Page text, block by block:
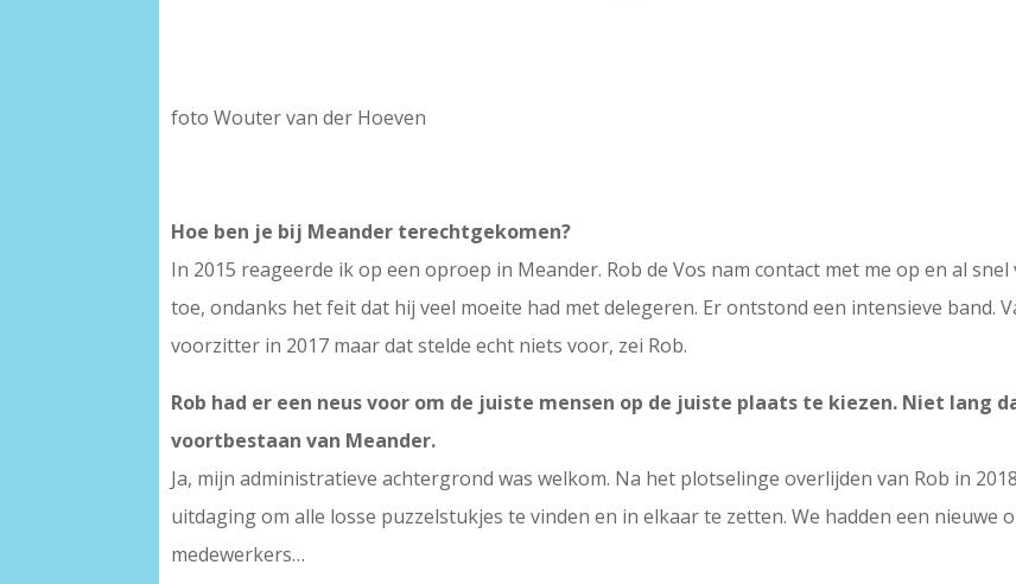
foto Wouter van der Hoeven
Hoe ben je bij Meander terechtgekomen?
In 2015 reageerde ik op een oproep in Meander. Rob de Vos nam contact met me op en al
toe, ondanks het feit dat hij veel moeite had met delegeren. Er ontstond een intensieve band.
voorzitter in 2017 maar dat stelde echt niets voor, zei Rob.
Rob had er een neus voor om de juiste mensen op de juiste plaats te kiezen. Niet lang
voortbestaan van Meander.
Ja, mijn administratieve achtergrond was welkom. Na het plotselinge overlijden van Rob in
uitdaging om alle losse puzzelstukjes te vinden en in elkaar te zetten. We hadden een nieuwe
medewerkers…